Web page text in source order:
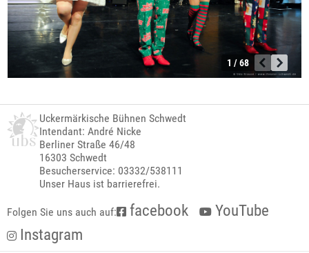
1 / 68
Uckermärkische Bühnen Schwedt
Intendant: André Nicke
Berliner Straße 46/48
16303 Schwedt
Besucherservice: 03332/538111
Unser Haus ist barrierefrei.
Folgen Sie uns auch auf: facebook
YouTube
Instagram